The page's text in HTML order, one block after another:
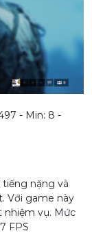
- Min: 8 -
nặng và
Với game này
nhiệm vụ. Mức
FPS